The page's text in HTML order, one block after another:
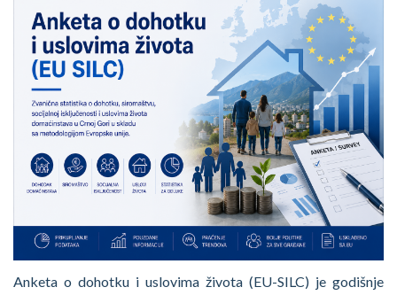
Anketa o dohotku i uslovima života (EU-SILC) je godišnje